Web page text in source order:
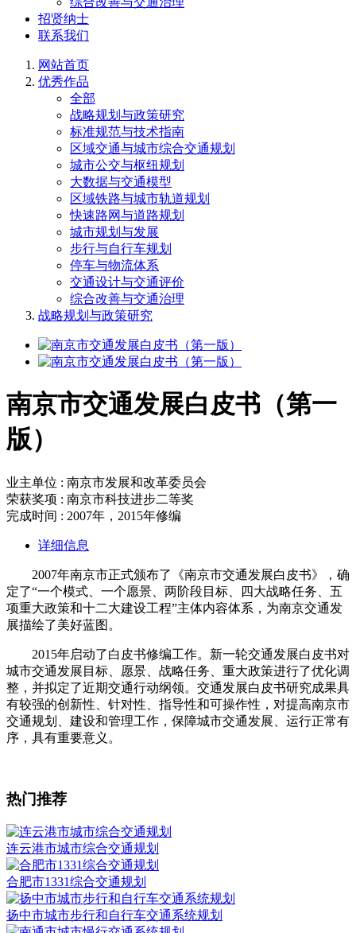
招贤纳士
联系我们
网站首页
优秀作品
全部
战略规划与政策研究
标准规范与技术指南
区域交通与城市综合交通规划
城市公交与枢纽规划
大数据与交通模型
区域铁路与城市轨道规划
快速路网与道路规划
城市规划与发展
步行与自行车规划
停车与物流体系
交通设计与交通评价
综合改善与交通治理
战略规划与政策研究
南京市交通发展白皮书（第一
版）
业主单位 : 南京市发展和改革委员会
荣获奖项 : 南京市科技进步二等奖
完成时间 : 2007年，2015年修编
详细信息
2007年南京市正式颁布了《南京市交通发展白皮书》，确
定了“一个模式、一个愿景、两阶段目标、四大战略任务、五
项重大政策和十二大建设工程”主体内容体系，为南京交通发
展描绘了美好蓝图。
2015年启动了白皮书修编工作。新一轮交通发展白皮书对
城市交通发展目标、愿景、战略任务、重大政策进行了优化调
整，并拟定了近期交通行动纲领。交通发展白皮书研究成果具
有较强的创新性、针对性、指导性和可操作性，对提高南京市
交通规划、建设和管理工作，保障城市交通发展、运行正常有
序，具有重要意义。
热门推荐
连云港市城市综合交通规划
合肥市1331综合交通规划
扬中市城市步行和自行车交通系统规划